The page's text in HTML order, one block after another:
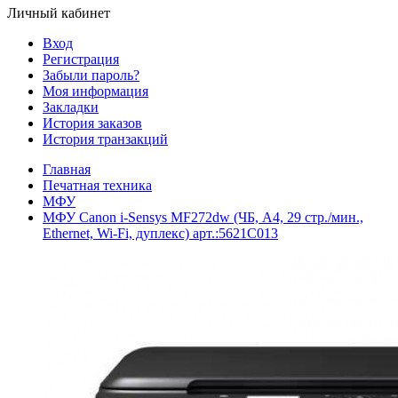
Личный кабинет
Вход
Регистрация
Забыли пароль?
Моя информация
Закладки
История заказов
История транзакций
Главная
Печатная техника
МФУ
МФУ Canon i-Sensys MF272dw (ЧБ, А4, 29 стр./мин.,
Ethernet, Wi-Fi, дуплекс) арт.:5621C013